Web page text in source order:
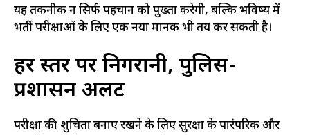
यह तकनीक न सिर्फ पहचान को पुख्ता करेगी, बल्कि भविष्य में
भर्ती परीक्षाओं के लिए एक नया मानक भी तय कर सकती है।
हर स्तर पर निगरानी, पुलिस-
प्रशासन अलर्ट
परीक्षा की शुचिता बनाए रखने के लिए सुरक्षा के पारंपरिक और